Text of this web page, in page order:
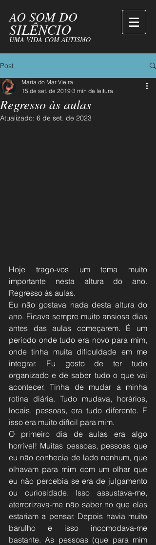
AO SOM DO
SILÊNCIO
UMA VIDA COM AUTISMO
Post
Regresso às aulas
Maria do Mar Vieira
15 de set. de 2019 3 min de leitura
Atualizado: 6 de set. de 2023
Hoje trago-vos um tema muito
importante nesta altura do ano.
Regresso às aulas.
Eu não gostava nada desta altura do
ano. Ficava sempre muito ansiosa dias
antes das aulas começarem. É um
período onde tudo era novo para mim,
onde tinha muita dificuldade em me
integrar. Eu gosto de ter tudo
organizado e de saber tudo o que vai
acontecer. Tinha de mudar a minha
rotina diária. Tudo mudava, horários,
locais, pessoas, era tudo diferente. E
isso era muito difícil para mim.
O primeiro dia de aulas era algo
horrível! Muitas pessoas, pessoas que
eu não conhecia de lado nenhum, que
olhavam para mim com um olhar que
eu não percebia se era de julgamento
ou curiosidade. Isso assustava-me,
aterrorizava-me não saber no que elas
estariam a pensar. Depois havia muito
barulho e isso incomodava-me
bastante. As pessoas (que para mim